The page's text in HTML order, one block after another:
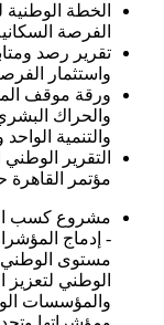
الخطة
الفرصة السكانية"
تقرير رصد
واستثمار الفرصة
ورقة موقف
والحراك
والتنمية
مؤتمر القاهرة
مشروع كسب
- إدماج
مستوى
الوطني لتعزيز
والمؤسسات